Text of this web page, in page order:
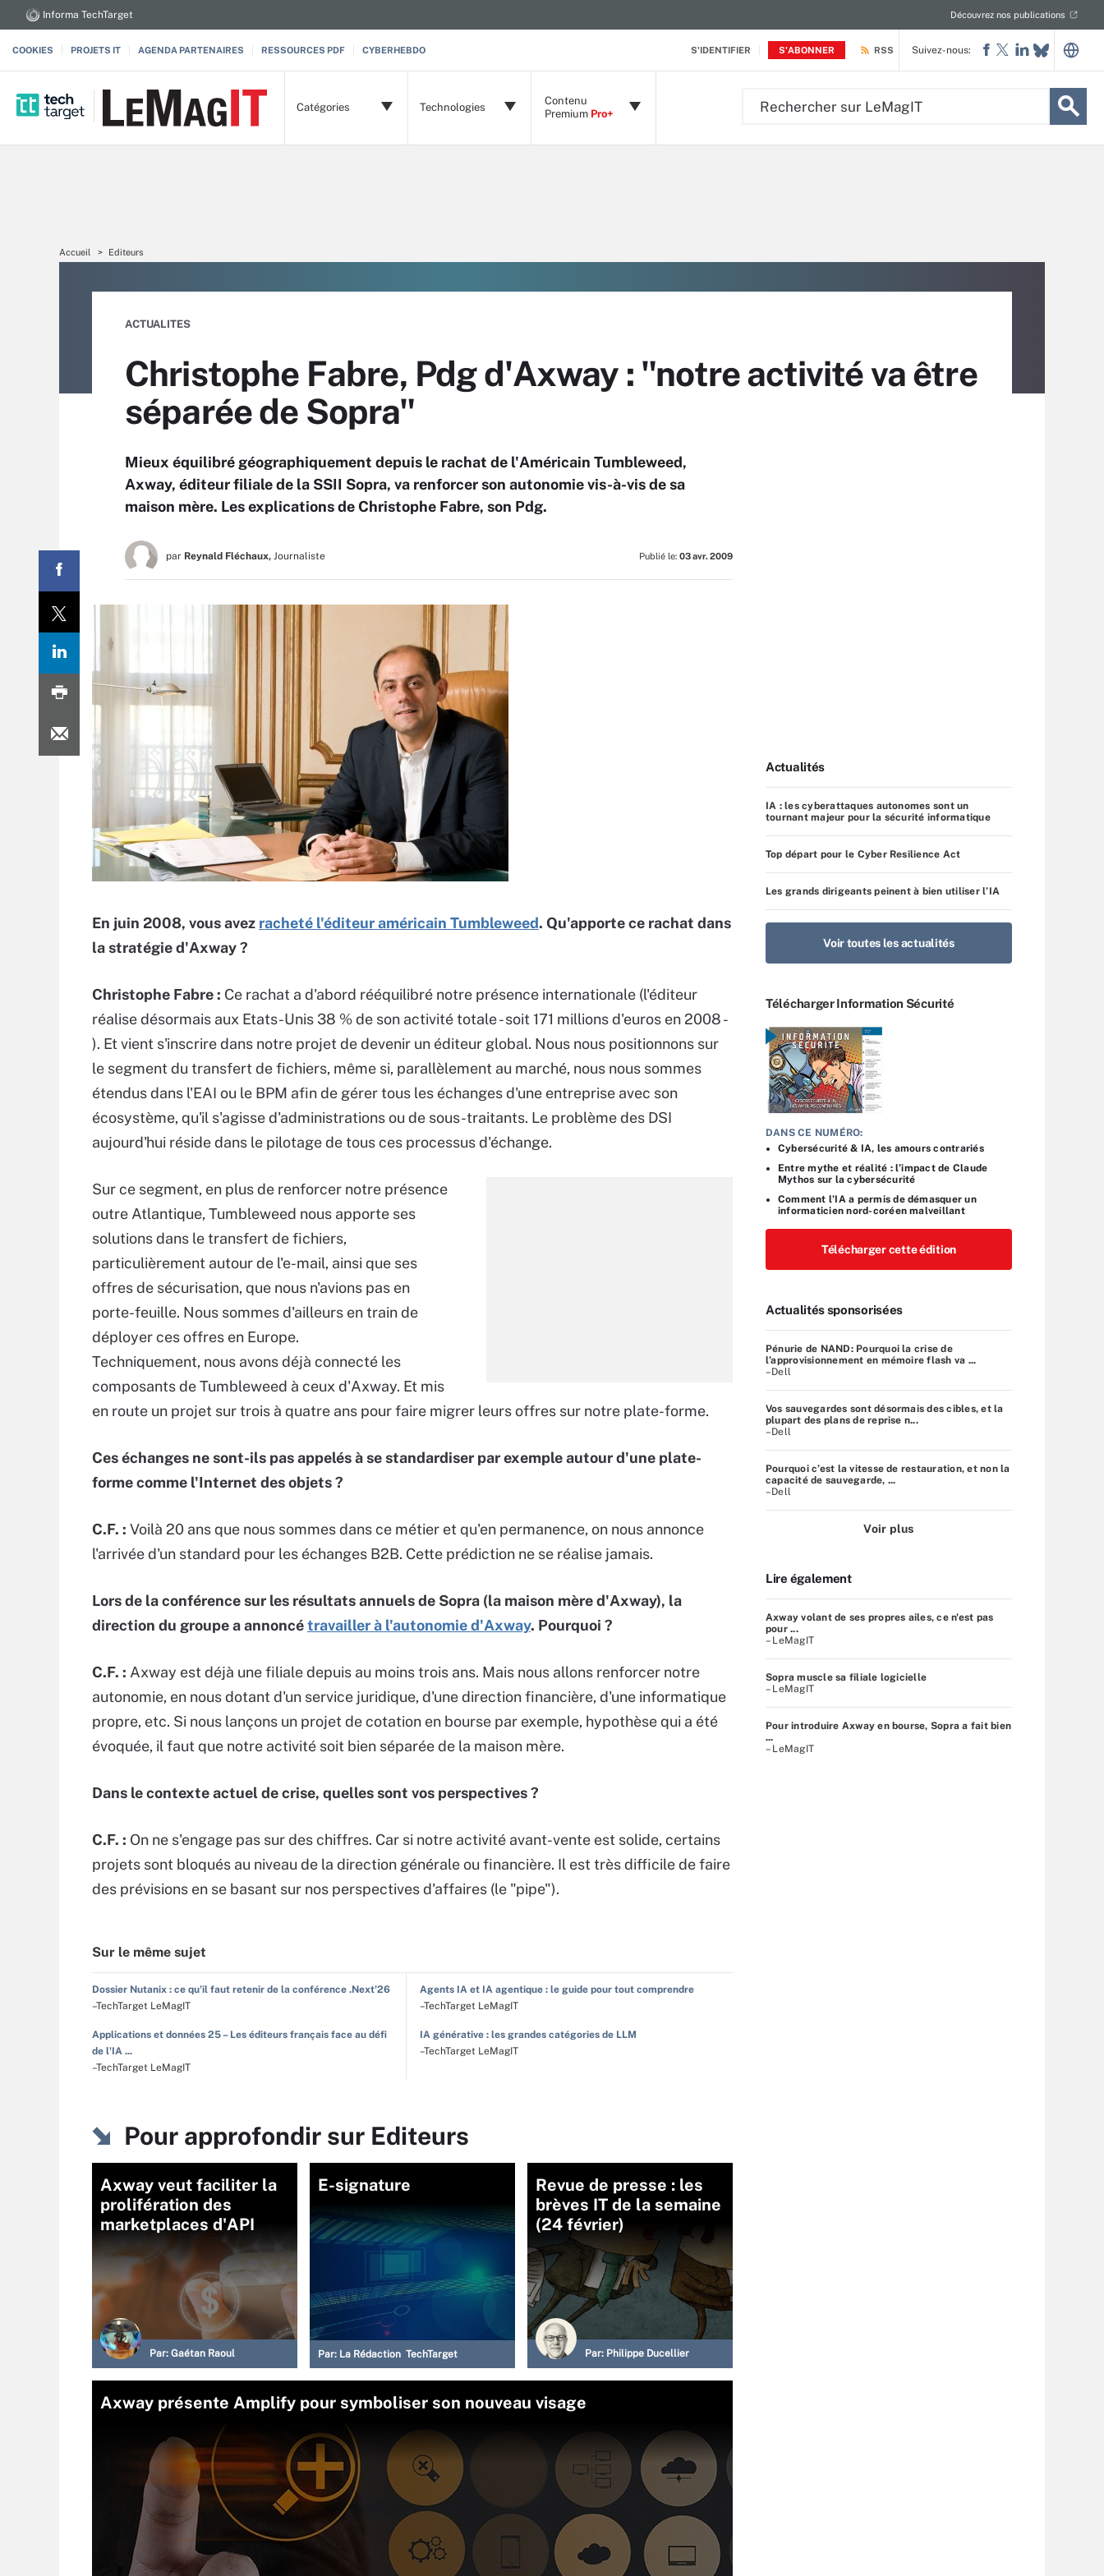
S'IDENTIFIER S'ABONNER
Informa TechTarget Découvrez nos publications
COOKIES PROJETS IT AGENDA PARTENAIRES RESSOURCES PDF CYBERHEBDO RSS
Catégories Technologies
Contenu
Premium Pro+
Suivez-nous:
Accueil Editeurs
ACTUALITES
Christophe Fabre, Pdg d'Axway : "notre activité va être
séparée de Sopra"
Mieux équilibré géographiquement depuis le rachat de l'Américain Tumbleweed,
Axway, éditeur filiale de la SSII Sopra, va renforcer son autonomie vis-à-vis de sa
maison mère. Les explications de Christophe Fabre, son Pdg.
par Reynald Fléchaux, Journaliste Publié le: 03 avr. 2009
En juin 2008, vous avez racheté l'éditeur américain Tumbleweed. Qu'apporte ce rachat dans
la stratégie d'Axway ?
Christophe Fabre : Ce rachat a d'abord rééquilibré notre présence internationale (l'éditeur
réalise désormais aux Etats-Unis 38 % de son activité totale - soit 171 millions d'euros en 2008 -
). Et vient s'inscrire dans notre projet de devenir un éditeur global. Nous nous positionnons sur
le segment du transfert de fichiers, même si, parallèlement au marché, nous nous sommes
étendus dans l'EAI ou le BPM afin de gérer tous les échanges d'une entreprise avec son
écosystème, qu'il s'agisse d'administrations ou de sous-traitants. Le problème des DSI
aujourd'hui réside dans le pilotage de tous ces processus d'échange.
Sur ce segment, en plus de renforcer notre présence
outre Atlantique, Tumbleweed nous apporte ses
solutions dans le transfert de fichiers,
particulièrement autour de l'e-mail, ainsi que ses
offres de sécurisation, que nous n'avions pas en
porte-feuille. Nous sommes d'ailleurs en train de
déployer ces offres en Europe.
Techniquement, nous avons déjà connecté les
composants de Tumbleweed à ceux d'Axway. Et mis
en route un projet sur trois à quatre ans pour faire migrer leurs offres sur notre plate-forme.
Ces échanges ne sont-ils pas appelés à se standardiser par exemple autour d'une plate-
forme comme l'Internet des objets ?
C.F. : Voilà 20 ans que nous sommes dans ce métier et qu'en permanence, on nous annonce
l'arrivée d'un standard pour les échanges B2B. Cette prédiction ne se réalise jamais.
Lors de la conférence sur les résultats annuels de Sopra (la maison mère d'Axway), la
direction du groupe a annoncétravailler à l'autonomie d'Axway. Pourquoi ?
C.F. : Axway est déjà une filiale depuis au moins trois ans. Mais nous allons renforcer notre
autonomie, en nous dotant d'un service juridique, d'une direction financière, d'une informatique
propre, etc. Si nous lançons un projet de cotation en bourse par exemple, hypothèse qui a été
évoquée, il faut que notre activité soit bien séparée de la maison mère.
Dans le contexte actuel de crise, quelles sont vos perspectives ?
C.F. : On ne s'engage pas sur des chiffres. Car si notre activité avant-vente est solide, certains
projets sont bloqués au niveau de la direction générale ou financière. Il est très difficile de faire
des prévisions en se basant sur nos perspectives d'affaires (le "pipe").
Sur le même sujet
Dossier Nutanix : ce qu'il faut retenir de la conférence .Next'26
–TechTarget LeMagIT
Agents IA et IA agentique : le guide pour tout comprendre
–TechTarget LeMagIT
Applications et données 25 – Les éditeurs français face au défi
de l'IA ...
–TechTarget LeMagIT
IA générative : les grandes catégories de LLM
–TechTarget LeMagIT
Pour approfondir sur Editeurs
Axway veut faciliter la
prolifération des
marketplaces d'API
Par: Gaétan Raoul
E-signature
Par: La Rédaction TechTarget
Revue de presse : les
brèves IT de la semaine
(24 février)
Par: Philippe Ducellier
Axway présente Amplify pour symboliser son nouveau visage
Actualités
IA : les cyberattaques autonomes sont un
tournant majeur pour la sécurité informatique
Top départ pour le Cyber Resilience Act
Les grands dirigeants peinent à bien utiliser l’IA
Voir toutes les actualités
Télécharger Information Sécurité
DANS CE NUMÉRO:
Cybersécurité & IA, les amours contrariés
Entre mythe et réalité : l’impact de Claude
Mythos sur la cybersécurité
Comment l’IA a permis de démasquer un
informaticien nord-coréen malveillant
Télécharger cette édition
Actualités sponsorisées
Pénurie de NAND: Pourquoi la crise de
l’approvisionnement en mémoire flash va ...
–Dell
Vos sauvegardes sont désormais des cibles, et la
plupart des plans de reprise n...
–Dell
Pourquoi c’est la vitesse de restauration, et non la
capacité de sauvegarde, ...
–Dell
Voir plus
Lire également
Axway volant de ses propres ailes, ce n'est pas
pour ...
– LeMagIT
Sopra muscle sa filiale logicielle
– LeMagIT
Pour introduire Axway en bourse, Sopra a fait bien
...
– LeMagIT